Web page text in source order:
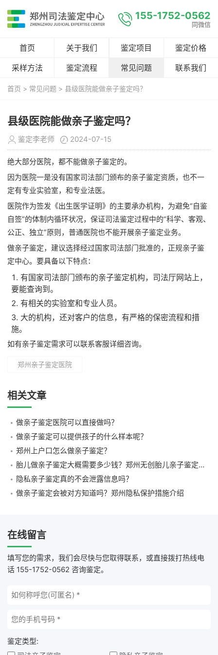
155-1752-0562
同微信
首页 关于我们 鉴定项目 鉴定价格
采样方法 鉴定流程 常见问题 联系我们
首页 > 常见问题 > 县级医院能做亲子鉴定吗？
县级医院能做亲子鉴定吗？
鉴定李老师 2024-07-15
绝大部分医院，都不能做亲子鉴定的。
因为医院一是没有国家司法部门颁布的亲子鉴定资质，也不一
定有专业实验室，和专业法医。
医院作为签发《出生医学证明》的主要承办机构，为避免“自鉴
自签”的体制内循环状况，保证司法鉴定过程中的“科学、客观、
公正、独立”原则，普通医院也不能开展亲子鉴定业务。
做亲子鉴定，建议选择经过国家司法部门批准的，正规亲子鉴
定中心。要具备以下特点：
有国家司法部门颁布的亲子鉴定机构，司法厅网站上，
要能查询到。
有相关的实验室和专业人员。
大的机构，还对客户的信息，有严格的保密流程和措
施。
如有亲子鉴定需求可以联系客服详细咨询。
郑州亲子鉴定医院
相关文章
做亲子鉴定医院可以直接做吗？
做亲子鉴定可以提供孩子的什么样本呢？
郑州上户口怎么做亲子鉴定？
胎儿做亲子鉴定大概需要多少钱？郑州无创胎儿亲子鉴定费用及流程介绍
隐私亲子鉴定真的不会泄露信息吗？
做亲子鉴定会被对方知道吗？郑州隐私保护措施介绍
在线留言
填写您的需求，我们会尽快与您取得联系，或直接拨打热线电
话 155-1752-0562 咨询鉴定。
鉴定类型: